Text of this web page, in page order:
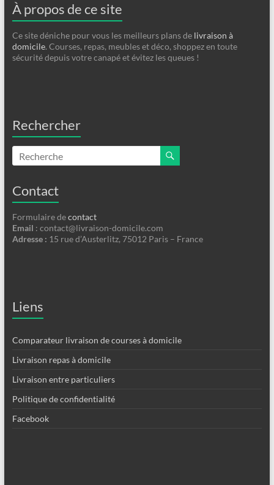
À propos de ce site
Ce site déniche pour vous les meilleurs plans de livraison à
domicile. Courses, repas, meubles et déco, shoppez en toute
sécurité depuis votre canapé et évitez les queues !
Rechercher
Contact
Formulaire decontact
Email : contact@livraison-domicile.com
Adresse : 15 rue d’Austerlitz, 75012 Paris – France
Liens
Comparateur livraison de courses à domicile
Livraison repas à domicile
Livraison entre particuliers
Politique de confidentialité
Facebook